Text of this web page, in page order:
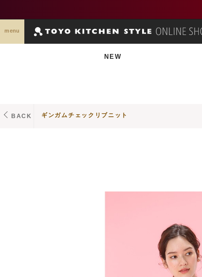
menu
NEW
BACK ギンガムチェックリブニット